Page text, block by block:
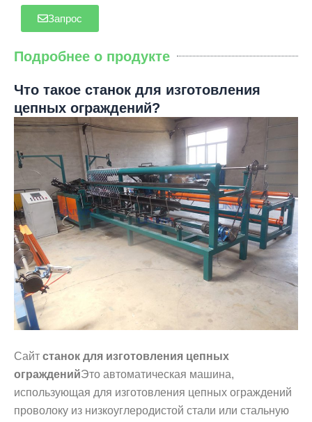
Запрос
Подробнее о продукте
Что такое станок для изготовления
цепных ограждений?
Сайт станок для изготовления цепных
огражденийЭто автоматическая машина,
использующая для изготовления цепных ограждений
проволоку из низкоуглеродистой стали или стальную